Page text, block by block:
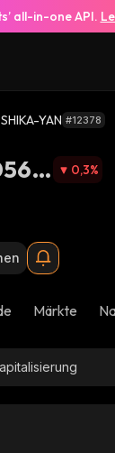
all-in-one API.
SHIKA-YAN #12378
0,3%
Märkte